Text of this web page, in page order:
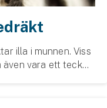
illa i munnen. Viss
vara ett tecken